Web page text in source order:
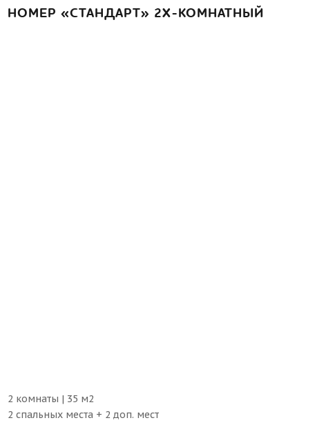
НОМЕР «СТАНДАРТ» 2Х-КОМНАТНЫЙ
2 комнаты | 35 м2
2 спальных места + 2 доп. мест